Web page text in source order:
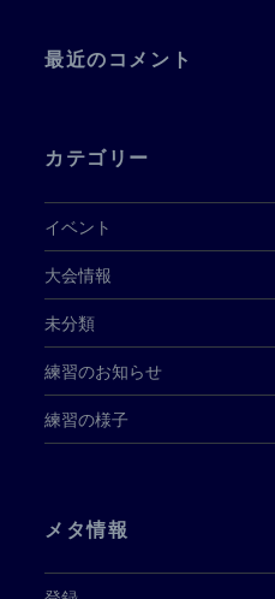
最近のコメント
カテゴリー
イベント
大会情報
未分類
練習のお知らせ
練習の様子
メタ情報